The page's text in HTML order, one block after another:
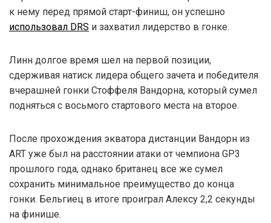
к нему перед прямой старт-финиш, он успешно
использовал DRS и захватил лидерство в гонке.
Линн долгое время шел на первой позиции,
сдерживая натиск лидера общего зачета и победителя
вчерашней гонки Стоффеля Вандорна, который сумел
подняться с восьмого стартового места на второе.
После прохождения экватора дистанции Вандорн из
ART уже был на расстоянии атаки от чемпиона GP3
прошлого года, однако британец все же сумел
сохранить минимальное преимущество до конца
гонки. Бельгиец в итоге проиграл Алексу 2,2 секунды
на финише.